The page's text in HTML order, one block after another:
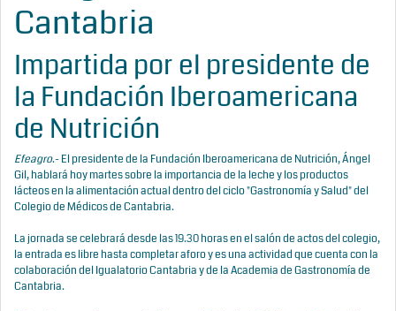
Cantabria
Impartida por el presidente de
la Fundación Iberoamericana
de Nutrición
Efeagro.- El presidente de la Fundación Iberoamericana de Nutrición, Ángel
Gil, hablará hoy martes sobre la importancia de la leche y los productos
lácteos en la alimentación actual dentro del ciclo "Gastronomía y Salud" del
Colegio de Médicos de Cantabria.
La jornada se celebrará desde las 19.30 horas en el salón de actos del colegio,
la entrada es libre hasta completar aforo y es una actividad que cuenta con la
colaboración del Igualatorio Cantabria y de la Academia de Gastronomía de
Cantabria.